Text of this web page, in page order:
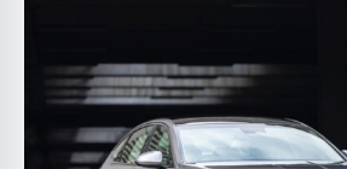
Genesis
Europa